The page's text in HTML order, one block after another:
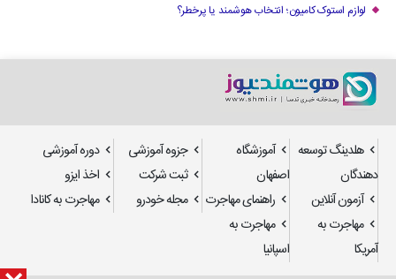
لوازم استوک کامیون؛ انتخاب هوشمند یا پرخطر؟
هلدینگ توسعه
دهندگان
آموزشگاه
اصفهان
جزوه آموزشی
دوره آموزشی
ثبت شرکت
اخذ ایزو
آزمون آنلاین
راهنمای مهاجرت مجله خودرو
مهاجرت به کانادا
مهاجرت به
آمریکا
مهاجرت به
اسپانیا